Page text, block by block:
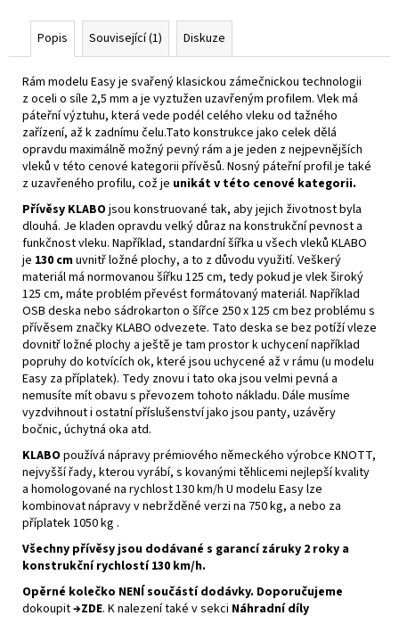
Popis Související (1) Diskuze
Rám modelu Easy je svařený klasickou zámečnickou technologii
z oceli o síle 2,5 mm a je vyztužen uzavřeným profilem. Vlek má
páteřní výztuhu, která vede podél celého vleku od tažného
zařízení, až k zadnímu čelu.Tato konstrukce jako celek dělá
opravdu maximálně možný pevný rám a je jeden z nejpevnějších
vleků v této cenové kategorii přívěsů. Nosný páteřní profil je také
z uzavřeného profilu, což je unikát v této cenové kategorii.
Přívěsy KLABO jsou konstruované tak, aby jejich životnost byla
dlouhá. Je kladen opravdu velký důraz na konstrukční pevnost a
funkčnost vleku. Například, standardní šířka u všech vleků KLABO
je 130 cmuvnitř ložné plochy, a to z důvodu využití. Veškerý
materiál má normovanou šířku 125 cm, tedy pokud je vlek široký
125 cm, máte problém převést formátovaný materiál. Například
OSB deska nebo sádrokarton o šířce 250 x 125 cm bez problému s
přívěsem značky KLABO odvezete. Tato deska se bez potíží vleze
dovnitř ložné plochy a ještě je tam prostor k uchycení například
popruhy do kotvících ok, které jsou uchycené až v rámu (u modelu
Easy za příplatek). Tedy znovu i tato oka jsou velmi pevná a
nemusíte mít obavu s převozem tohoto nákladu. Dále musíme
vyzdvihnout i ostatní příslušenství jako jsou panty, uzávěry
bočnic, úchytná oka atd.
KLABO používá nápravy prémiového německého výrobce KNOTT,
nejvyšší řady, kterou vyrábí, s kovanými těhlicemi nejlepší kvality
a homologované na rychlost 130 km/h U modelu Easy lze
kombinovat nápravy v nebržděné verzi na 750 kg, a nebo za
příplatek 1050 kg .
Všechny přívěsy jsou dodávané s garancí záruky 2 roky a
konstrukční rychlostí 130 km/h.
Opěrné kolečko NENÍ součástí dodávky. Doporučujeme
dokoupit→ZDE. K nalezení také v sekci Náhradní díly